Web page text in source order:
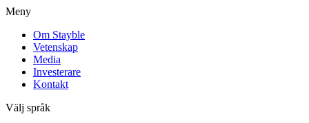
Meny
Om Stayble
Vetenskap
Media
Investerare
Kontakt
Välj språk